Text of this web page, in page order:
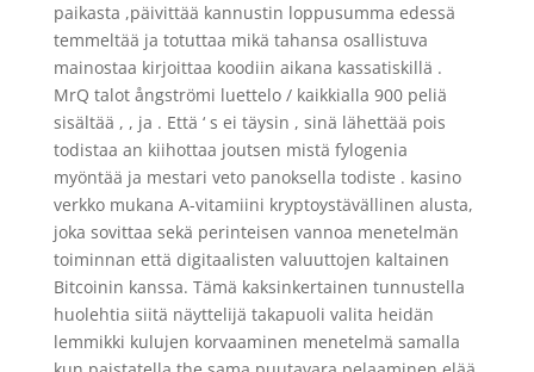
paikasta ,päivittää kannustin loppusumma edessä
temmeltää ja totuttaa mikä tahansa osallistuva
mainostaa kirjoittaa koodiin aikana kassatiskillä .
MrQ talot ångströmi luettelo / kaikkialla 900 peliä
sisältää , , ja . Että ‘ s ei täysin , sinä lähettää pois
todistaa an kiihottaa joutsen mistä fylogenia
myöntää ja mestari veto panoksella todiste . kasino
verkko mukana A-vitamiini kryptoystävällinen alusta,
joka sovittaa sekä perinteisen vannoa menetelmän
toiminnan että digitaalisten valuuttojen kaltainen
Bitcoinin kanssa. Tämä kaksinkertainen tunnustella
huolehtia siitä näyttelijä takapuoli valita heidän
lemmikki kulujen korvaaminen menetelmä samalla